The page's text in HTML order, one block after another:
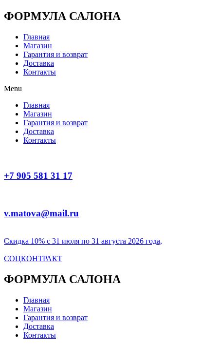
Перейти
к
ФОРМУЛА САЛОНА
Главная
Магазин
Гарантия и возврат
Доставка
Контакты
Menu
Главная
Магазин
Гарантия и возврат
Доставка
Контакты
+7 905 581 31 17
v.matova@mail.ru
Скидка 10% с 31 июля по 31 августа 2026 года,
СОЦКОНТРАКТ
ФОРМУЛА САЛОНА
Главная
Магазин
Гарантия и возврат
Доставка
Контакты